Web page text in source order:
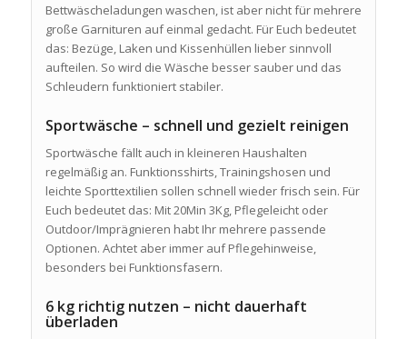
Bettwäscheladungen waschen, ist aber nicht für mehrere
große Garnituren auf einmal gedacht. Für Euch bedeutet
das: Bezüge, Laken und Kissenhüllen lieber sinnvoll
aufteilen. So wird die Wäsche besser sauber und das
Schleudern funktioniert stabiler.
Sportwäsche – schnell und gezielt reinigen
Sportwäsche fällt auch in kleineren Haushalten
regelmäßig an. Funktionsshirts, Trainingshosen und
leichte Sporttextilien sollen schnell wieder frisch sein. Für
Euch bedeutet das: Mit 20Min 3Kg, Pflegeleicht oder
Outdoor/Imprägnieren habt Ihr mehrere passende
Optionen. Achtet aber immer auf Pflegehinweise,
besonders bei Funktionsfasern.
6 kg richtig nutzen – nicht dauerhaft
überladen